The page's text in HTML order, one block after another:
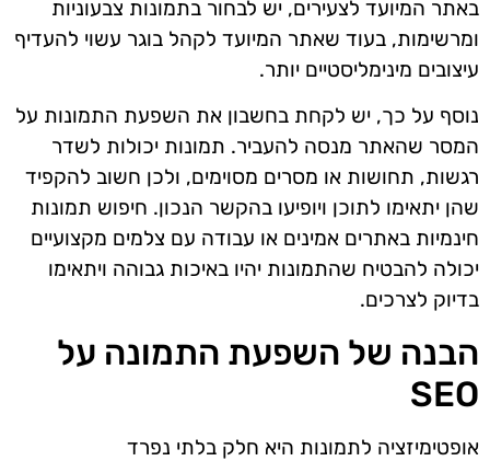
באתר המיועד לצעירים, יש לבחור בתמונות צבעוניות
ומרשימות, בעוד שאתר המיועד לקהל בוגר עשוי להעדיף
עיצובים מינימליסטיים יותר.
נוסף על כך, יש לקחת בחשבון את השפעת התמונות על
המסר שהאתר מנסה להעביר. תמונות יכולות לשדר
רגשות, תחושות או מסרים מסוימים, ולכן חשוב להקפיד
שהן יתאימו לתוכן ויופיעו בהקשר הנכון. חיפוש תמונות
חינמיות באתרים אמינים או עבודה עם צלמים מקצועיים
יכולה להבטיח שהתמונות יהיו באיכות גבוהה ויתאימו
בדיוק לצרכים.
הבנה של השפעת התמונה על
SEO
אופטימיזציה לתמונות היא חלק בלתי נפרד